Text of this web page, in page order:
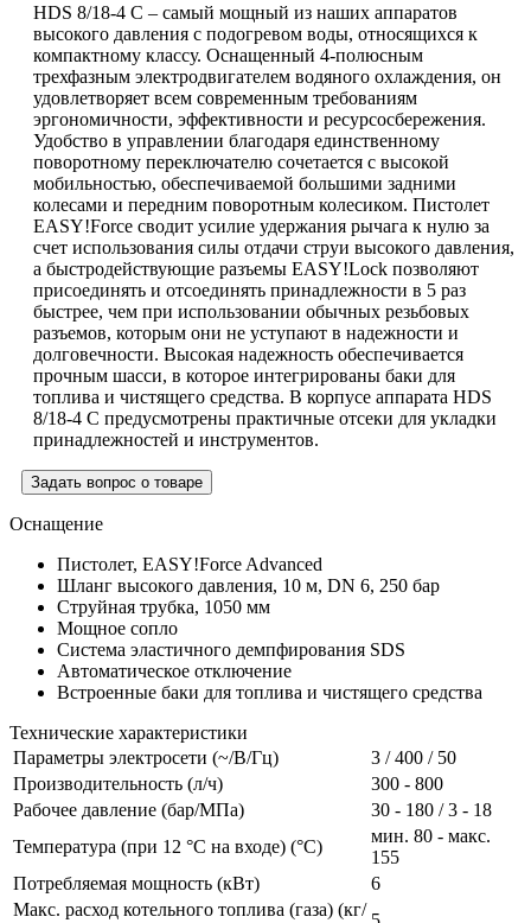
HDS 8/18-4 C – самый мощный из наших аппаратов
высокого давления с подогревом воды, относящихся к
компактному классу. Оснащенный 4-полюсным
трехфазным электродвигателем водяного охлаждения, он
удовлетворяет всем современным требованиям
эргономичности, эффективности и ресурсосбережения.
Удобство в управлении благодаря единственному
поворотному переключателю сочетается с высокой
мобильностью, обеспечиваемой большими задними
колесами и передним поворотным колесиком. Пистолет
EASY!Force сводит усилие удержания рычага к нулю за
счет использования силы отдачи струи высокого давления,
а быстродействующие разъемы EASY!Lock позволяют
присоединять и отсоединять принадлежности в 5 раз
быстрее, чем при использовании обычных резьбовых
разъемов, которым они не уступают в надежности и
долговечности. Высокая надежность обеспечивается
прочным шасси, в которое интегрированы баки для
топлива и чистящего средства. В корпусе аппарата HDS
8/18-4 C предусмотрены практичные отсеки для укладки
принадлежностей и инструментов.
Задать вопрос о товаре
Оснащение
Пистолет, EASY!Force Advanced
Шланг высокого давления, 10 м, DN 6, 250 бар
Струйная трубка, 1050 мм
Мощное сопло
Система эластичного демпфирования SDS
Автоматическое отключение
Встроенные баки для топлива и чистящего средства
Технические характеристики
Параметры электросети (~/В/Гц)
3 / 400 / 50
Производительность (л/ч)
300 - 800
Рабочее давление (бар/МПа)
30 - 180 / 3 - 18
Температура (при 12 °C на входе) (°C)
мин. 80 - макс.
155
Потребляемая мощность (кВт)
6
Макс. расход котельного топлива (газа) (кг/